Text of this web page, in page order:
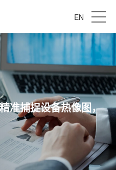
EN
准捕捉设备热像图，